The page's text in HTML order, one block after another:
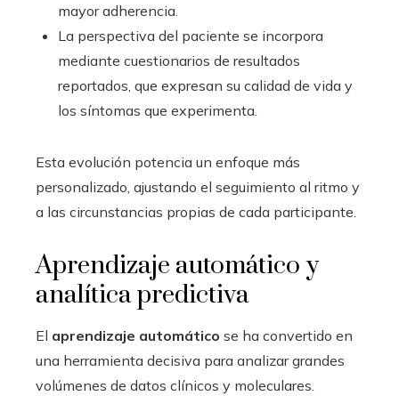
mayor adherencia.
La perspectiva del paciente se incorpora
mediante cuestionarios de resultados
reportados, que expresan su calidad de vida y
los síntomas que experimenta.
Esta evolución potencia un enfoque más
personalizado, ajustando el seguimiento al ritmo y
a las circunstancias propias de cada participante.
Aprendizaje automático y
analítica predictiva
El aprendizaje automático se ha convertido en
una herramienta decisiva para analizar grandes
volúmenes de datos clínicos y moleculares.